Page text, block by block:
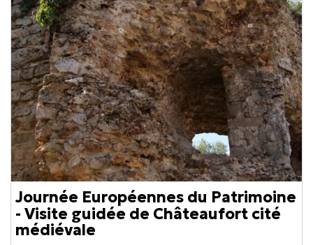
Journée Européennes du Patrimoine
- Visite guidée de Châteaufort cité
médiévale